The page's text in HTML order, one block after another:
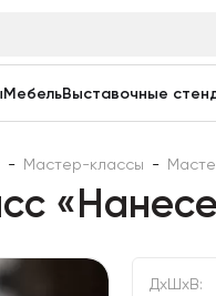
МебельВыставочные
- Мастер-классы -
ДxШxВ: